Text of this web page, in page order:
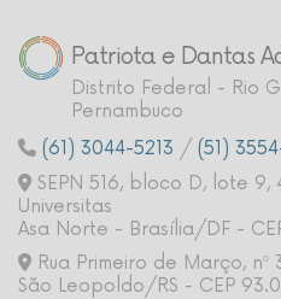
Patriota e Dantas
Distrito Federal - Rio
Pernambuco
(61) 3044-5213 / (51)
SEPN 516, bloco D, lote 9,
Universitas
Asa Norte - Brasília/DF -
Rua Primeiro de Março,
São Leopoldo/RS - CEP